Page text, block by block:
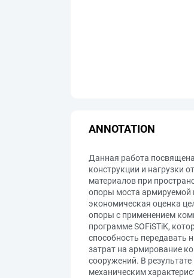
ANNOTATION
Данная работа
конструкции и нагрузки
материалов при
опоры моста армируемой
экономическая оценка
опоры с применением
программе SOFiSTiK,
способность передавать
затрат на армирование
сооружений. В
механическим